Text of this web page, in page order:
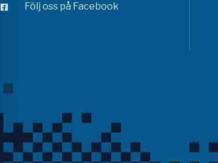
Följ oss på Facebook